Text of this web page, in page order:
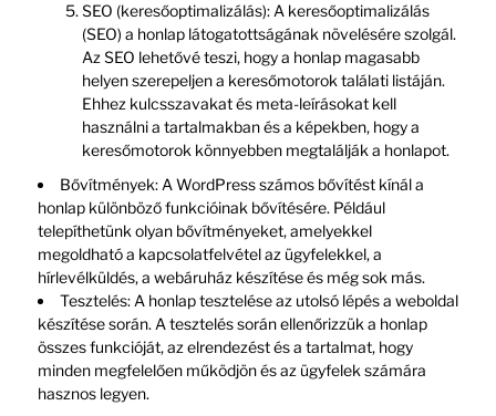
SEO (keresőoptimalizálás): A keresőoptimalizálás
(SEO) a honlap látogatottságának növelésére szolgál.
Az SEO lehetővé teszi, hogy a honlap magasabb
helyen szerepeljen a keresőmotorok találati listáján.
Ehhez kulcsszavakat és meta-leírásokat kell
használni a tartalmakban és a képekben, hogy a
keresőmotorok könnyebben megtalálják a honlapot.
Bővítmények: A WordPress számos bővítést kínál a
honlap különböző funkcióinak bővítésére. Például
telepíthetünk olyan bővítményeket, amelyekkel
megoldható a kapcsolatfelvétel az ügyfelekkel, a
hírlevélküldés, a webáruház készítése és még sok más.
Tesztelés: A honlap tesztelése az utolsó lépés a weboldal
készítése során. A tesztelés során ellenőrizzük a honlap
összes funkcióját, az elrendezést és a tartalmat, hogy
minden megfelelően működjön és az ügyfelek számára
hasznos legyen.